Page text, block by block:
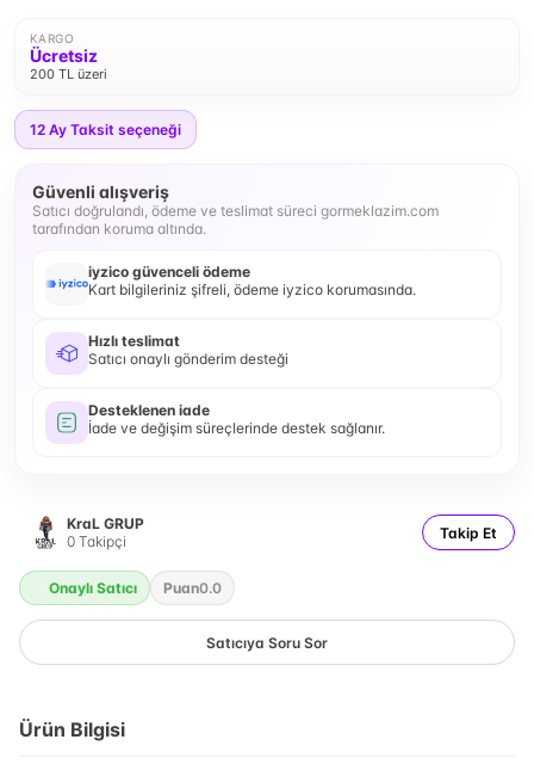
KARGO
Ücretsiz
200 TL üzeri
12 Ay Taksit seçeneği
Güvenli alışveriş
Satıcı doğrulandı, ödeme ve teslimat süreci gormeklazim.com
tarafından koruma altında.
iyzico güvenceli ödeme
Kart bilgileriniz şifreli, ödeme iyzico korumasında.
Hızlı teslimat
Satıcı onaylı gönderim desteği
Desteklenen iade
İade ve değişim süreçlerinde destek sağlanır.
KraL GRUP
0 Takipçi Takip Et
Onaylı Satıcı Puan0.0
Satıcıya Soru Sor
Ürün Bilgisi